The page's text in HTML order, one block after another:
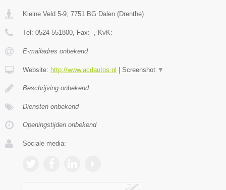
Kleine Veld 5-9 7751 BG Dalen (Drenthe)
Tel: 0524-551800 , Fax: - , KvK: -
E-mailadres onbekend
Website: http://www.acdautos.nl Screenshot ▼
Beschrijving onbekend
Diensten onbekend
Openingstijden onbekend
Sociale media: